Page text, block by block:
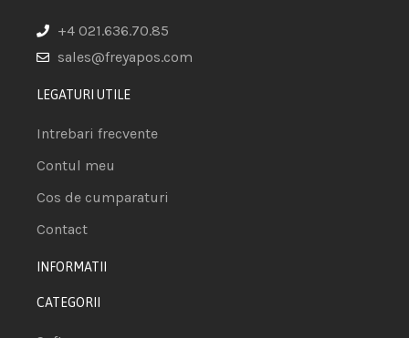
+4 021.636.70.85
sales@freyapos.com
LEGATURI UTILE
Intrebari frecvente
Contul meu
Cos de cumparaturi
Contact
INFORMATII
CATEGORII